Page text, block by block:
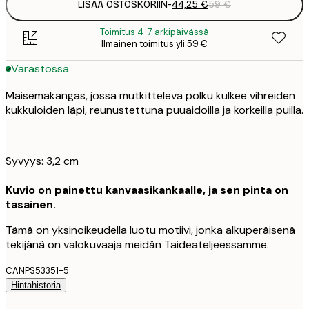
LISÄÄ OSTOSKORIIN-44,25 €59 €
Toimitus 4-7 arkipäivässä
Ilmainen toimitus yli 59 €
Varastossa
Maisemakangas, jossa mutkitteleva polku kulkee vihreiden
kukkuloiden läpi, reunustettuna puuaidoilla ja korkeilla puilla.
Syvyys: 3,2 cm
Kuvio on painettu kanvaasikankaalle, ja sen pinta on
tasainen.
Tämä on yksinoikeudella luotu motiivi, jonka alkuperäisenä
tekijänä on valokuvaaja meidän Taideateljeessamme.
CANPS53351-5
Hintahistoria